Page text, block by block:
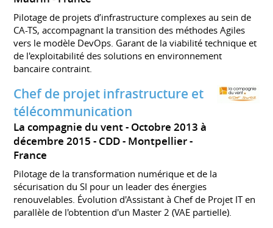
Pilotage de projets d’infrastructure complexes au sein de
CA-TS, accompagnant la transition des méthodes Agiles
vers le modèle DevOps. Garant de la viabilité technique et
de l'exploitabilité des solutions en environnement
bancaire contraint.
Chef de projet infrastructure et
télécommunication
La compagnie du vent
Octobre 2013 à
décembre 2015 CDD
Montpellier
France
Pilotage de la transformation numérique et de la
sécurisation du SI pour un leader des énergies
renouvelables. Évolution d'Assistant à Chef de Projet IT en
parallèle de l'obtention d'un Master 2 (VAE partielle).